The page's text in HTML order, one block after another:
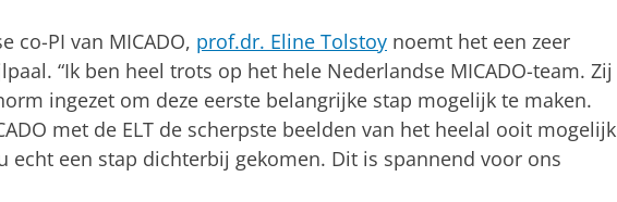
co-PI van MICADO, prof.dr. Eline Tolstoy noemt het een zeer
“Ik ben heel trots op het hele Nederlandse MICADO-team. Zij
ingezet om deze eerste belangrijke stap mogelijk te maken.
met de ELT de scherpste beelden van het heelal ooit mogelijk
echt een stap dichterbij gekomen. Dit is spannend voor ons